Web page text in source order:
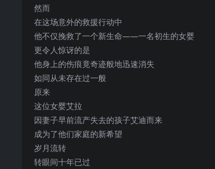
然而
在这场意外的救援行动中
他不仅挽救了一个新生命——一名初生的女婴
更令人惊讶的是
他身上的伤痕竟奇迹般地迅速消失
如同从未存在过一般
原来
这位女婴艾拉
因妻子早前流产失去的孩子艾迪而来
成为了他们家庭的新希望
岁月流转
转眼间十年已过